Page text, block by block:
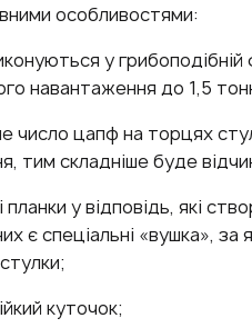
особливостями:
у грибоподібній
навантаження до 1,5
число цапф на торцях
тим складніше буде
планки у відповідь, які
є спеціальні «вушка»,
куточок;